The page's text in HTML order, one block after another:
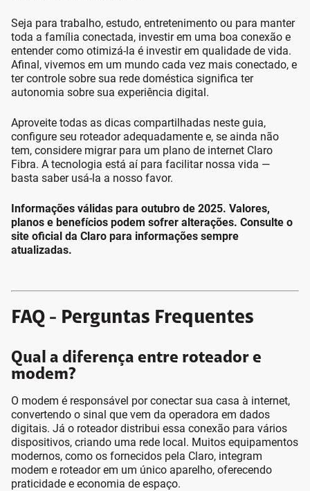
Seja para trabalho, estudo, entretenimento ou para manter
toda a família conectada, investir em uma boa conexão e
entender como otimizá-la é investir em qualidade de vida.
Afinal, vivemos em um mundo cada vez mais conectado, e
ter controle sobre sua rede doméstica significa ter
autonomia sobre sua experiência digital.
Aproveite todas as dicas compartilhadas neste guia,
configure seu roteador adequadamente e, se ainda não
tem, considere migrar para um plano de internet Claro
Fibra. A tecnologia está aí para facilitar nossa vida —
basta saber usá-la a nosso favor.
Informações válidas para outubro de 2025. Valores,
planos e benefícios podem sofrer alterações. Consulte o
site oficial da Claro para informações sempre
atualizadas.
FAQ - Perguntas Frequentes
Qual a diferença entre roteador e
modem?
O modem é responsável por conectar sua casa à internet,
convertendo o sinal que vem da operadora em dados
digitais. Já o roteador distribui essa conexão para vários
dispositivos, criando uma rede local. Muitos equipamentos
modernos, como os fornecidos pela Claro, integram
modem e roteador em um único aparelho, oferecendo
praticidade e economia de espaço.